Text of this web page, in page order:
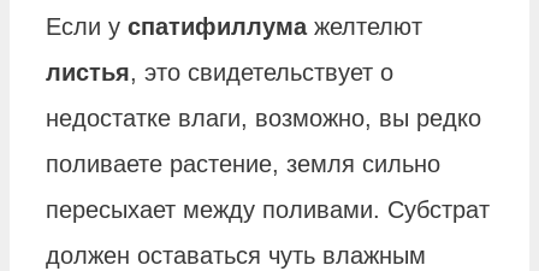
Если у спатифиллумажелтелют
листья, это свидетельствует о
недостатке влаги, возможно, вы редко
поливаете растение, земля сильно
пересыхает между поливами. Субстрат
должен оставаться чуть влажным